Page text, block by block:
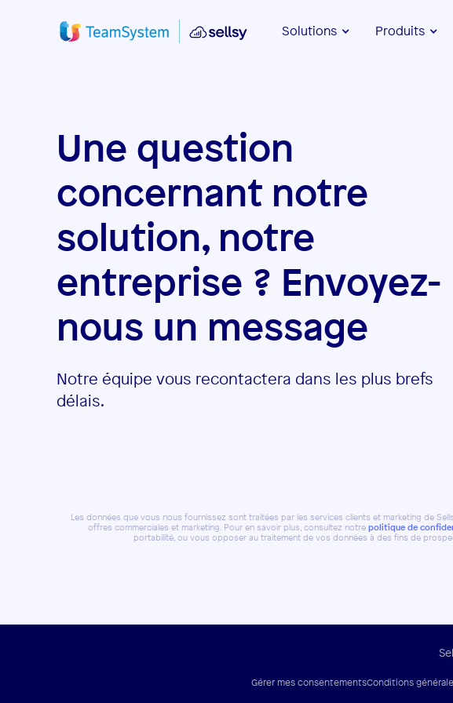
Solutions Produits
Une question
concernant notre
solution, notre
entreprise ? Envoyez-
nous un message
Notre équipe vous recontactera dans les plus brefs
délais.
Les données que vous nous fournissez sont traitées par les services clients et marketing de
offres commerciales et marketing. Pour en savoir plus, consultez notre politique de
portabilité, ou vous opposer au traitement de vos données à des fins de
Gérer mes consentementsConditions